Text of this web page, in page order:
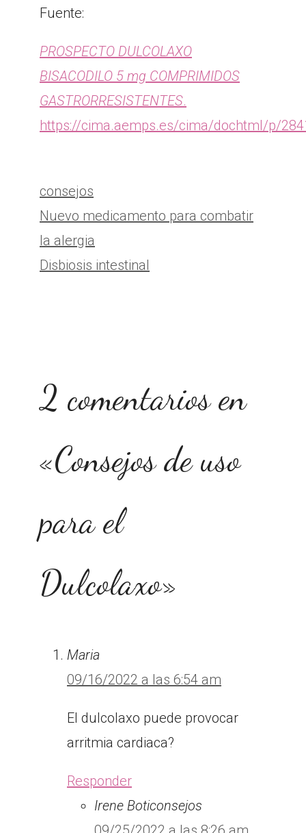
Fuente:
PROSPECTO DULCOLAXO
BISACODILO 5 mg COMPRIMIDOS
GASTRORRESISTENTES.
https://cima.aemps.es/cima/dochtml/p/
Categorías
consejos
Nuevo medicamento para combatir
la alergia
Disbiosis intestinal
2 comentarios en
«Consejos de uso
para el
Dulcolaxo»
Maria
09/16/2022 a las 6:54 am
El dulcolaxo puede provocar
arritmia cardiaca?
Responder
Irene Boticonsejos